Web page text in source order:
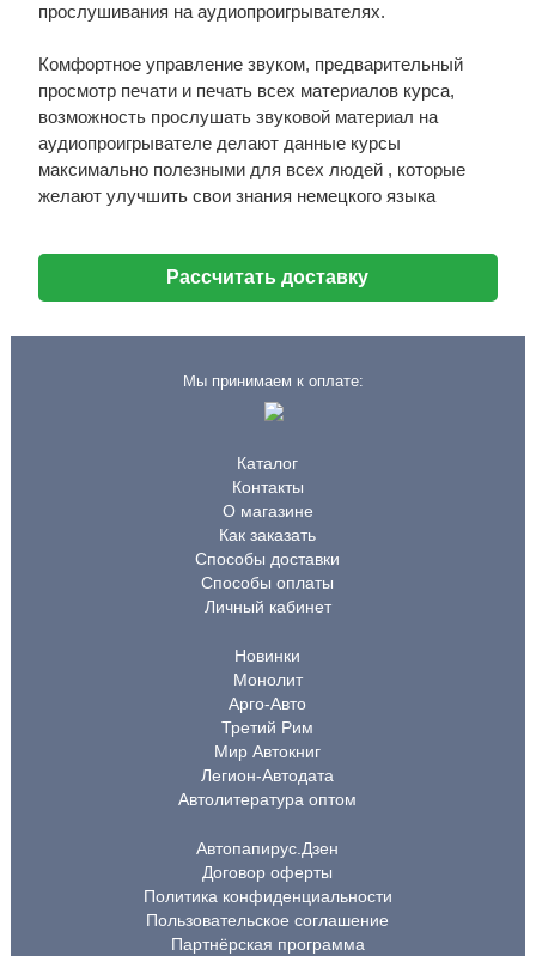
прослушивания на аудиопроигрывателях.
Комфортное управление звуком, предварительный
просмотр печати и печать всех материалов курса,
возможность прослушать звуковой материал на
аудиопроигрывателе делают данные курсы
максимально полезными для всех людей , которые
желают улучшить свои знания немецкого языка
Рассчитать доставку
Мы принимаем к оплате:
Каталог
Контакты
О магазине
Как заказать
Способы доставки
Способы оплаты
Личный кабинет
Новинки
Монолит
Арго-Авто
Третий Рим
Мир Автокниг
Легион-Автодата
Автолитература оптом
Автопапирус.Дзен
Договор оферты
Политика конфиденциальности
Пользовательское соглашение
Партнёрская программа